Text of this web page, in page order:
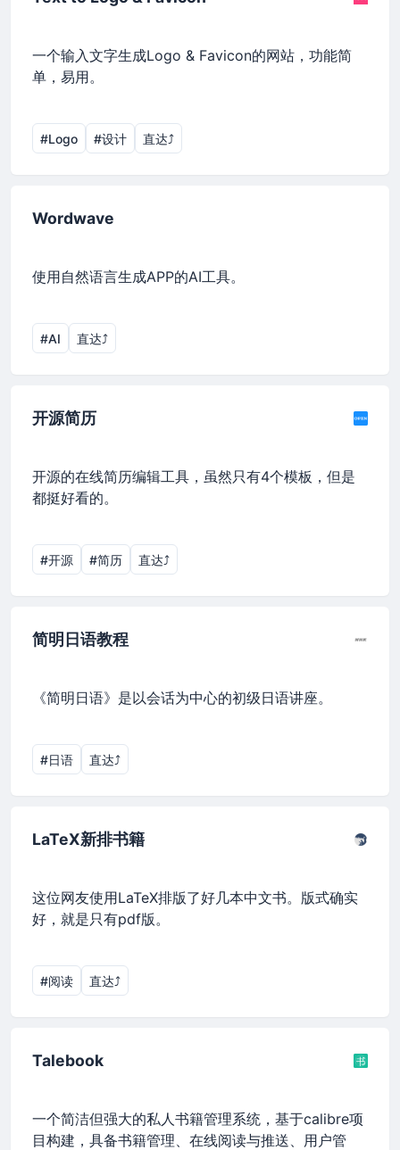
一个输入文字生成Logo & Favicon的网站，功能简
单，易用。
#Logo #设计 直达⤴︎
Wordwave
使用自然语言生成APP的AI工具。
#AI 直达⤴︎
开源简历
开源的在线简历编辑工具，虽然只有4个模板，但是
都挺好看的。
#开源 #简历 直达⤴︎
简明日语教程
《简明日语》是以会话为中心的初级日语讲座。
#日语 直达⤴︎
LaTeX新排书籍
这位网友使用LaTeX排版了好几本中文书。版式确实
好，就是只有pdf版。
#阅读 直达⤴︎
Talebook
一个简洁但强大的私人书籍管理系统，基于calibre项
目构建，具备书籍管理、在线阅读与推送、用户管